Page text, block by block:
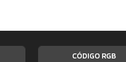
CÓDIGO RGB